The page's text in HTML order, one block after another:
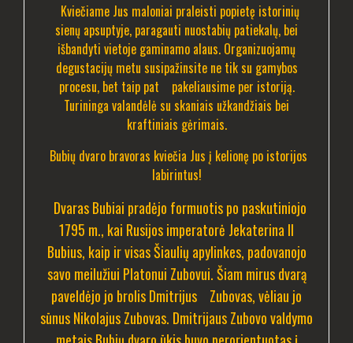
Kviečiame Jus maloniai praleisti popietę istorinių
sienų apsuptyje, paragauti nuostabių patiekalų, bei
išbandyti vietoje gaminamo alaus. Organizuojamų
degustacijų metu susipažinsite ne tik su gamybos
procesu, bet taip pat pakeliausime per istoriją.
Turininga valandėlė su skaniais užkandžiais bei
kraftiniais gėrimais.
Bubių dvaro bravoras kviečia Jus į kelionę po istorijos
labirintus!
Dvaras Bubiai pradėjo formuotis po paskutiniojo
1795 m., kai Rusijos imperatorė Jekaterina II
Bubius, kaip ir visas Šiaulių apylinkes, padovanojo
savo meilužiui Platonui Zubovui. Šiam mirus dvarą
paveldėjo jo brolis Dmitrijus Zubovas, vėliau jo
sūnus Nikolajus Zubovas. Dmitrijaus Zubovo valdymo